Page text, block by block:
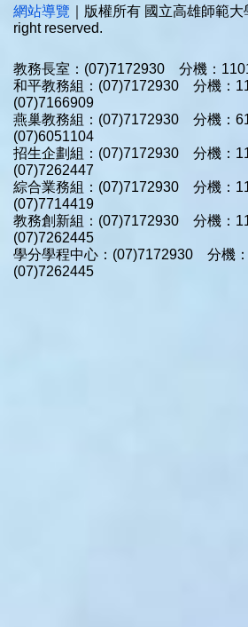
網站導覽 ｜版權所有 國立高雄師範大
right reserved.
教務長室：(07)7172930 分機：
和平教務組：(07)7172930 分機：
(07)7166909
燕巢教務組：(07)7172930 分機：
(07)6051104
招生企劃組：(07)7172930 分機：
(07)7262447
綜合業務組：(07)7172930 分機：
(07)7714419
教務創新組：(07)7172930 分機：
(07)7262445
學分學程中心：(07)7172930 分機
(07)7262445